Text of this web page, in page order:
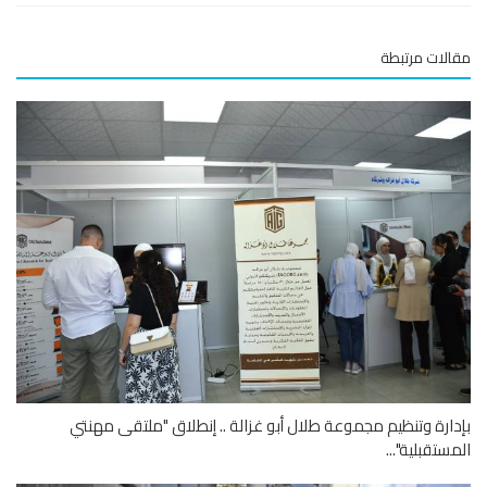
مرتبطة
وتنظيم مجموعة طلال أبو غزالة .. إنطلاق "ملتقى مهنتي